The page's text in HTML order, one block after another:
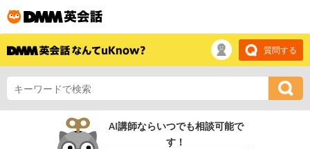
質問する
AI講師ならいつでも相談可能で
す！